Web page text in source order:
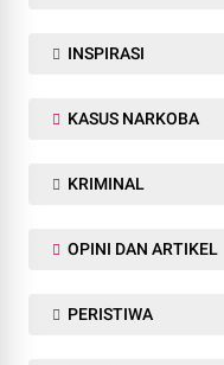
INSPIRASI
KASUS NARKOBA
KRIMINAL
OPINI DAN ARTIKEL
PERISTIWA